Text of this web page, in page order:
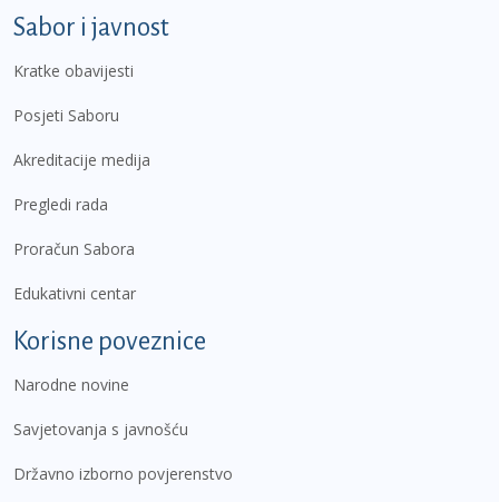
Sabor i javnost
Kratke obavijesti
Posjeti Saboru
Akreditacije medija
Pregledi rada
Proračun Sabora
Edukativni centar
Korisne poveznice
Narodne novine
Savjetovanja s javnošću
Državno izborno povjerenstvo